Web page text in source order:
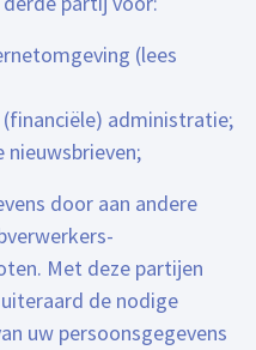
(lees
administratie;
nieuwsbrieven;
door aan andere
Met deze partijen
de nodige
uw persoonsgegevens